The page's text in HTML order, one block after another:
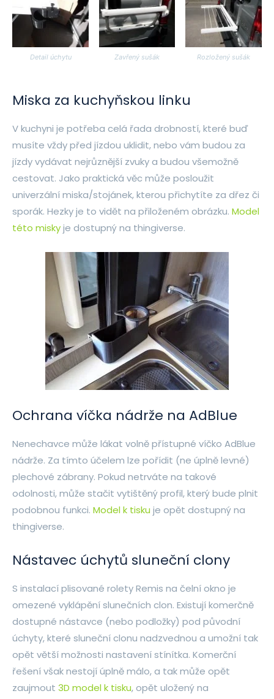
Detail úchytu Zavřený sušák Rozložený sušák
Miska za kuchyňskou linku
V kuchyni je potřeba celá řada drobností, které buď
musíte vždy před jízdou uklidit, nebo vám budou za
jízdy vydávat nejrůznější zvuky a budou všemožně
cestovat. Jako praktická věc může posloužit
univerzální miska/stojánek, kterou přichytíte za dřez či
sporák. Hezky je to vidět na přiloženém obrázku. Model
této miskyje dostupný na thingiverse.
Ochrana víčka nádrže na AdBlue
Nenechavce může lákat volně přístupné víčko AdBlue
nádrže. Za tímto účelem lze pořídit (ne úplně levné)
plechové zábrany. Pokud netrváte na takové
odolnosti, může stačit vytištěný profil, který bude plnit
podobnou funkci. Model k tisku je opět dostupný na
thingiverse.
Nástavec úchytů sluneční clony
S instalací plisované rolety Remis na čelní okno je
omezené vyklápění slunečních clon. Existují komerčně
dostupné nástavce (nebo podložky) pod původní
úchyty, které sluneční clonu nadzvednou a umožní tak
opět větší možnosti nastavení stínítka. Komerční
řešení však nestojí úplně málo, a tak může opět
zaujmout 3D model k tisku, opět uložený na